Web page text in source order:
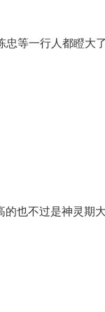
等一行人都瞪大了
的也不过是神灵期